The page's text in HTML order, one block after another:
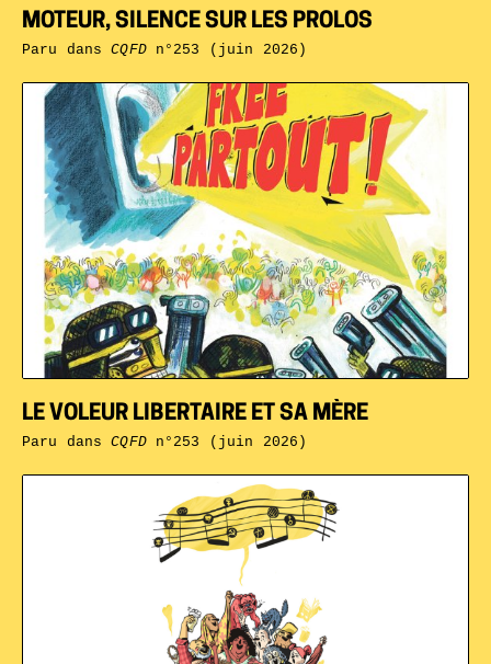
LE VOLEUR LIBERTAIRE ET SA MÈRE
Paru dansCQFDn°253 (juin 2026)
MOTEUR, SILENCE SUR LES PROLOS
Paru dansCQFDn°253 (juin 2026)